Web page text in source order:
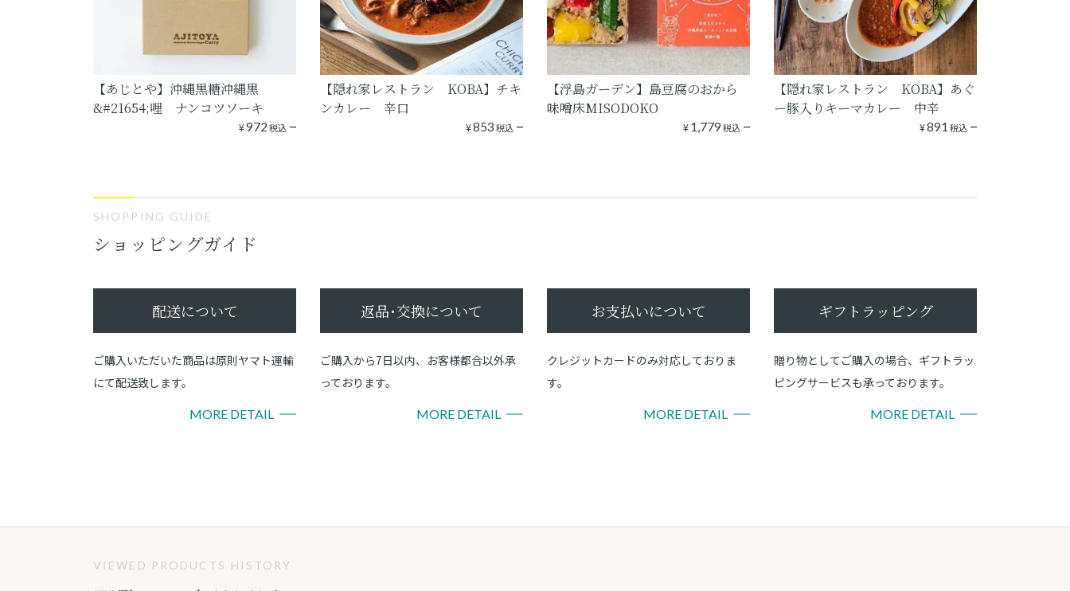
【あじとや】沖縄黒糖沖縄黒
&#21654;哩 ナンコツソーキ
¥972税込
【隠れ家レストラン KOBA】チキ
ンカレー 辛口
¥853税込
【浮島ガーデン】島豆腐のおから
味噌床MISODOKO
¥1,779税込
【隠れ家レストラン KOBA】あぐ
ー豚入りキーマカレー 中辛
¥891 税込
SHOPPING GUIDE
ショッピングガイド
配送について
ご購入いただいた商品は原則ヤマト運輸
にて配送致します。
MORE DETAIL
返品･交換について
ご購入から7日以内、お客様都合以外承
っております。
MORE DETAIL
お支払いについて
クレジットカードのみ対応しておりま
す。
MORE DETAIL
ギフトラッピング
贈り物としてご購入の場合、ギフトラッ
ピングサービスも承っております。
MORE DETAIL
VIEWED PRODUCTS HISTORY